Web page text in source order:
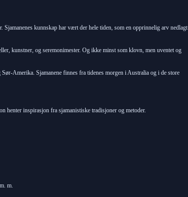
kunnskap har vært der hele tiden, som en opprinnelig arv nedlagt
kunstner, og seremonimester. Og ikke minst som klovn, men uventet og
Amerika. Sjamanene finnes fra tidenes morgen i Australia og i de store
henter inspirasjon fra sjamanistiske tradisjoner og metoder.
m.